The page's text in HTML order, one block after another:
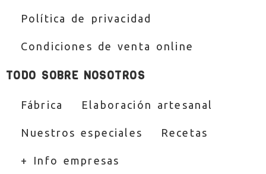
Política de privacidad
Condiciones de venta online
TODO SOBRE NOSOTROS
Fábrica Elaboración artesanal
Nuestros especiales Recetas
+ Info empresas